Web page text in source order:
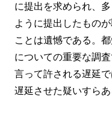
に提出を求められ、
ように提出したもの
ことは遺憾である。
についての重要な調
言って許される遅延
遅延させた疑いすらあ